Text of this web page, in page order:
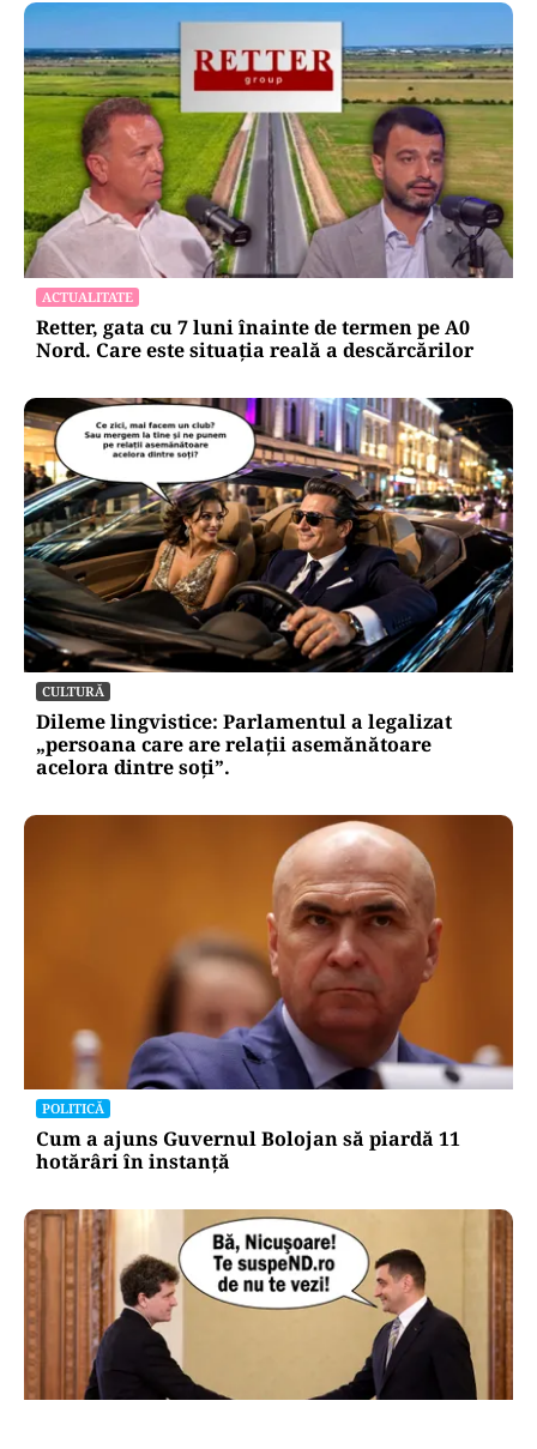
ACTUALITATE
Retter, gata cu 7 luni înainte de termen pe A0
Nord. Care este situația reală a descărcărilor
CULTURĂ
Dileme lingvistice: Parlamentul a legalizat
„persoana care are relații asemănătoare
acelora dintre soți”.
POLITICĂ
Cum a ajuns Guvernul Bolojan să piardă 11
hotărâri în instanță